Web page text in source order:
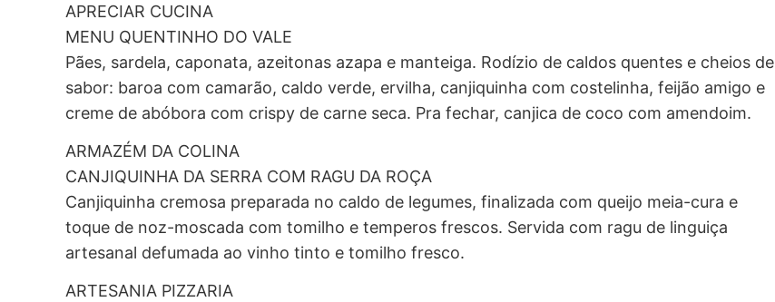
APRECIAR CUCINA
MENU QUENTINHO DO VALE
Pães, sardela, caponata, azeitonas azapa e manteiga. Rodízio de caldos quentes e cheios de
sabor: baroa com camarão, caldo verde, ervilha, canjiquinha com costelinha, feijão amigo e
creme de abóbora com crispy de carne seca. Pra fechar, canjica de coco com amendoim.
ARMAZÉM DA COLINA
CANJIQUINHA DA SERRA COM RAGU DA ROÇA
Canjiquinha cremosa preparada no caldo de legumes, finalizada com queijo meia-cura e
toque de noz-moscada com tomilho e temperos frescos. Servida com ragu de linguiça
artesanal defumada ao vinho tinto e tomilho fresco.
ARTESANIA PIZZARIA